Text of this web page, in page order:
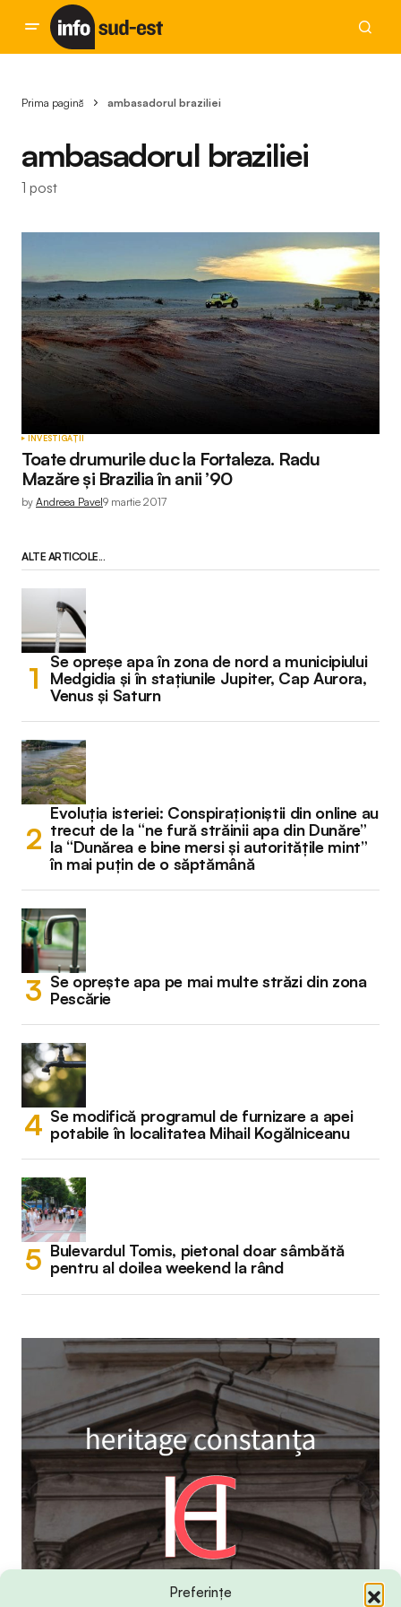
Preferințe
Prima pagină ambasadorul braziliei
ambasadorul braziliei
1 post
INVESTIGAȚII
Toate drumurile duc la Fortaleza. Radu
Mazăre și Brazilia în anii ’90
by Andreea Pavel9 martie 2017
ALTE ARTICOLE...
Se opreșe apa în zona de nord a municipiului
Medgidia și în stațiunile Jupiter, Cap Aurora,
Venus și Saturn
Evoluția isteriei: Conspiraționiștii din online au
trecut de la “ne fură străinii apa din Dunăre”
la “Dunărea e bine mersi și autoritățile mint”
în mai puțin de o săptămână
Se oprește apa pe mai multe străzi din zona
Pescărie
Se modifică programul de furnizare a apei
potabile în localitatea Mihail Kogălniceanu
Bulevardul Tomis, pietonal doar sâmbătă
pentru al doilea weekend la rând